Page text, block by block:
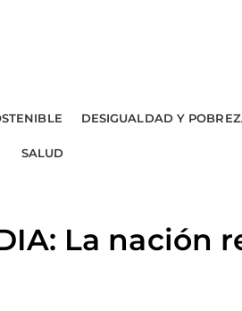
DESIGUALDAD Y
SALUD
La nación